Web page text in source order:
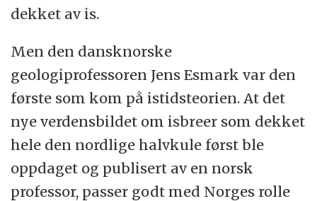
dekket av is.
Men den dansknorske
geologiprofessoren Jens Esmark var den
første som kom på istidsteorien. At det
nye verdensbildet om isbreer som dekket
hele den nordlige halvkule først ble
oppdaget og publisert av en norsk
professor, passer godt med Norges rolle